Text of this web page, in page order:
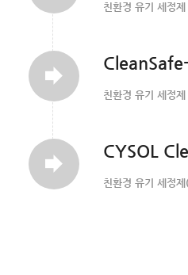
친환경 유기 세정제
친환경 유기 세정제
CYSOL
친환경 유기 세정